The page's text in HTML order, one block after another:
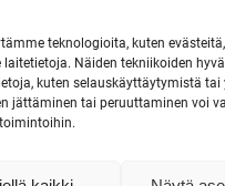
teknologioita, kuten evästeitä,
Näiden tekniikoiden
kuten selauskäyttäytymistä tai
jättäminen tai peruuttaminen voi
JOUKKUELIPUT JA KAUSIKORTIT